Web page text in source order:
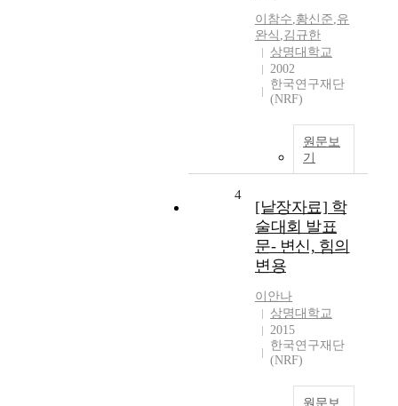
이참수,황신준,유
완식 ,김규한
상명대학교
2002
한국연구재단
(NRF)
원문보
기
4
[낱장자료] 학
술대회 발표
문- 변신, 힘의
변용
이안나
상명대학교
2015
한국연구재단
(NRF)
원문보